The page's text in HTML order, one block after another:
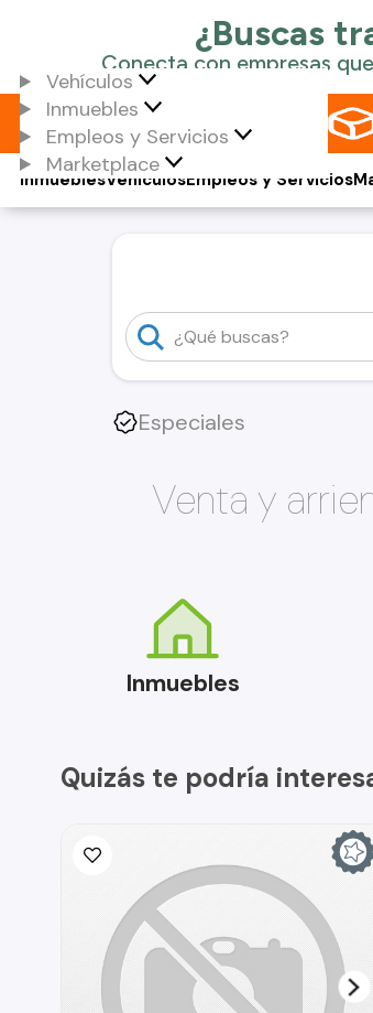
Vehículos
Inmuebles
Empleos y Servicios
Marketplace
Vehículos
Inmuebles Empleos y Servicios
Especiales
Venta y
Inmuebles
Quizás te podría